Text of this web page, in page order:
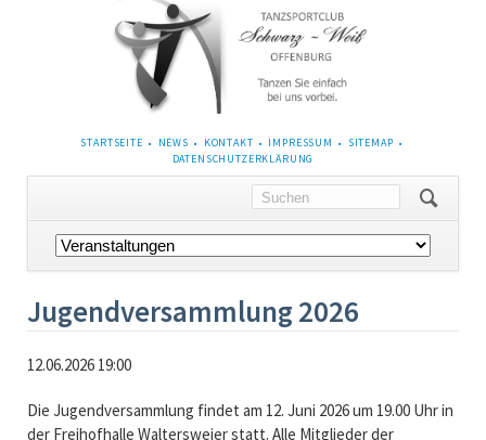
NAVIGATION
STARTSEITE NEWS KONTAKT IMPRESSUM
SITEMAP
DATENSCHUTZERKLÄRUNG
Navigation
überspringen
Jugendversammlung 2026
12.06.2026 19:00
Die Jugendversammlung findet am 12. Juni 2026 um 19.00 Uhr in
der Freihofhalle Waltersweier statt. Alle Mitglieder der